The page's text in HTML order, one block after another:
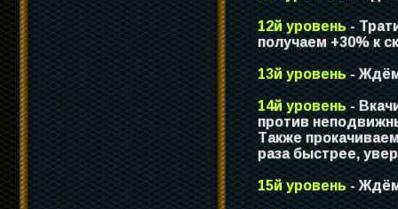
12й уровень-
получаем +30% к
13й уровень -
14й уровень -
против
Также
раза быстрее,
15й уровень -